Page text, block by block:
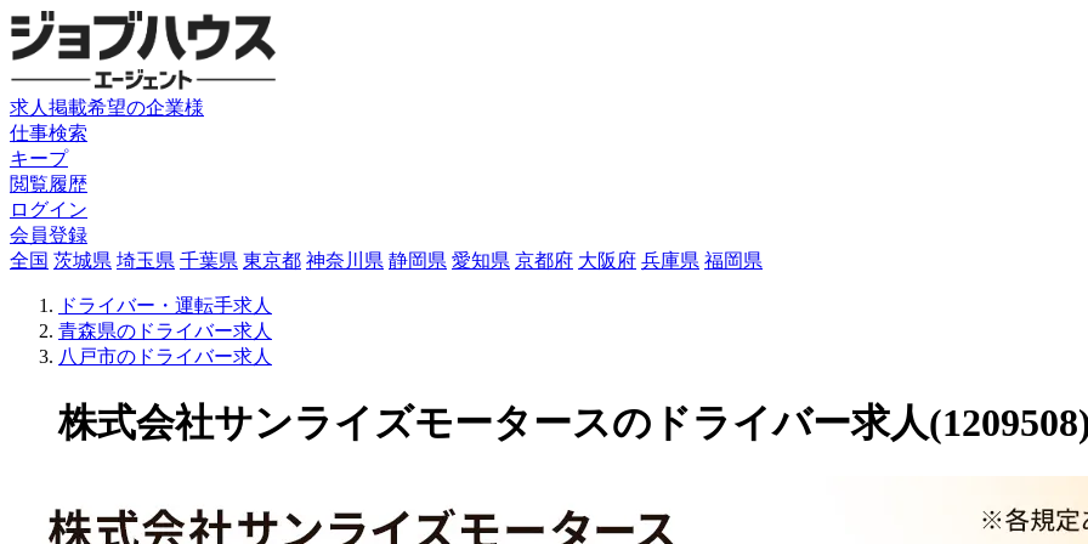
求人掲載希望の企業様
仕事検索
キープ
閲覧履歴
ログイン
会員登録
全国 茨城県 埼玉県 千葉県 東京都 神奈川県 静岡県 愛知県 京都府 大阪府 兵庫県 福岡県
ドライバー・運転手求人
青森県のドライバー求人
八戸市のドライバー求人
株式会社サンライズモータースのドライバー求人